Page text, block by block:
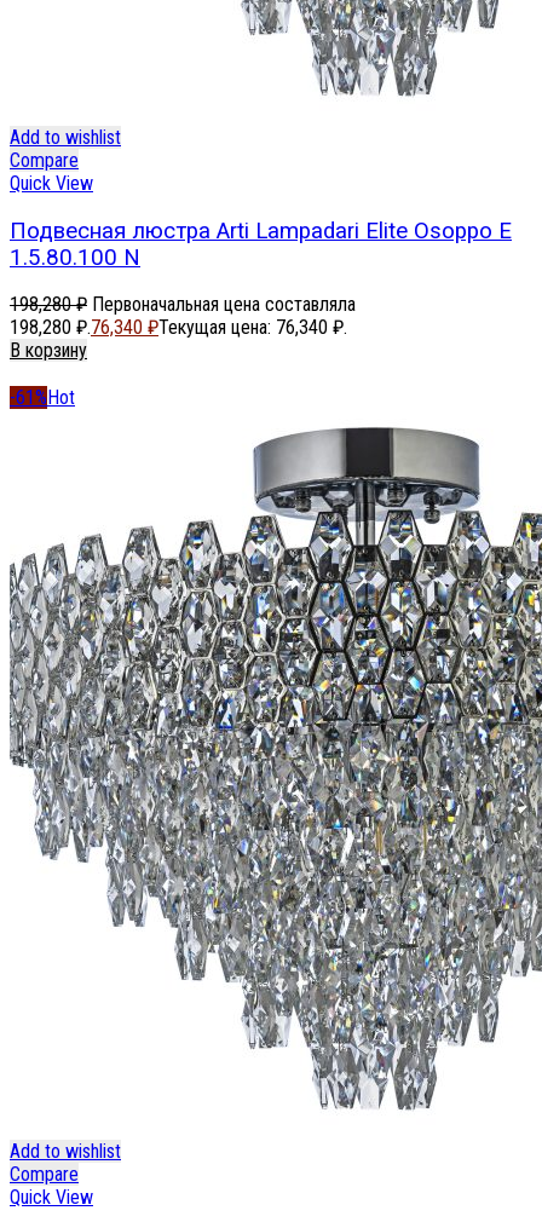
Add to wishlist
Compare
Quick View
Подвесная люстра Arti Lampadari Elite Osoppo E
1.5.80.100 N
198,280₽ Первоначальная цена составляла
198,280 ₽.76,340 ₽Текущая цена: 76,340 ₽.
В корзину
-61% Hot
Add to wishlist
Compare
Quick View